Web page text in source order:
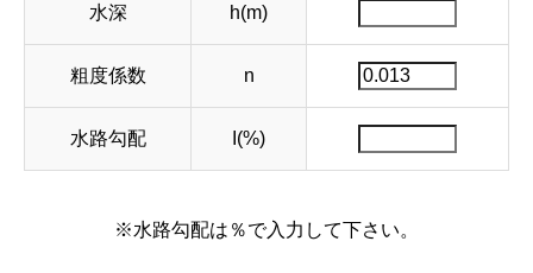
水深 h(m)
粗度係数 n
水路勾配 I(%)
※水路勾配は％で入力して下さい。